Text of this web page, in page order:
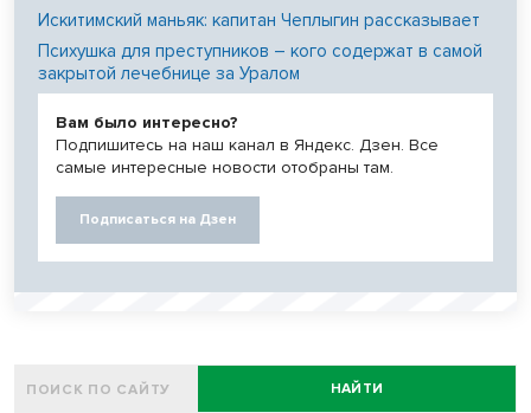
Искитимский маньяк: капитан Чеплыгин рассказывает
Психушка для преступников – кого содержат в самой
закрытой лечебнице за Уралом
Вам было интересно?
Подпишитесь на наш канал в Яндекс. Дзен. Все
самые интересные новости отобраны там.
Подписаться на Дзен
НАЙТИ